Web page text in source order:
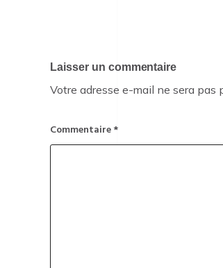
Laisser un commentaire
Votre adresse e-mail ne sera pas
Commentaire*